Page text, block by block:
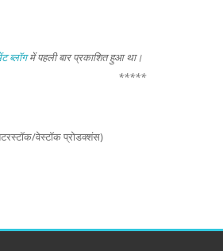
ब्लॉगमें पहली बार प्रकाशित हुआ था।
*****
वेस्टॉक प्रोडक्शंस)